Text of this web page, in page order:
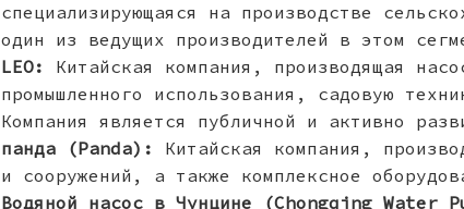
специализирующаяся на производстве
один из ведущих производителей в этом
LEO:
Китайская компания, производящая
промышленного использования, садовую
Компания является публичной и активно
панда (Panda):
Китайская компания,
и сооружений, а также комплексное
Водяной насос в Чунцине (Chongqing Water